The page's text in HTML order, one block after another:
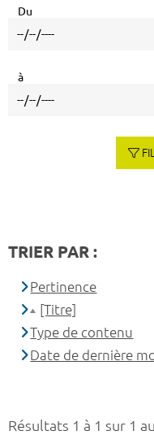
Résultats 1 à 1 sur 1
Du
à
TRIER PAR :
Pertinence
[Titre]
Type de contenu
Date de dernière